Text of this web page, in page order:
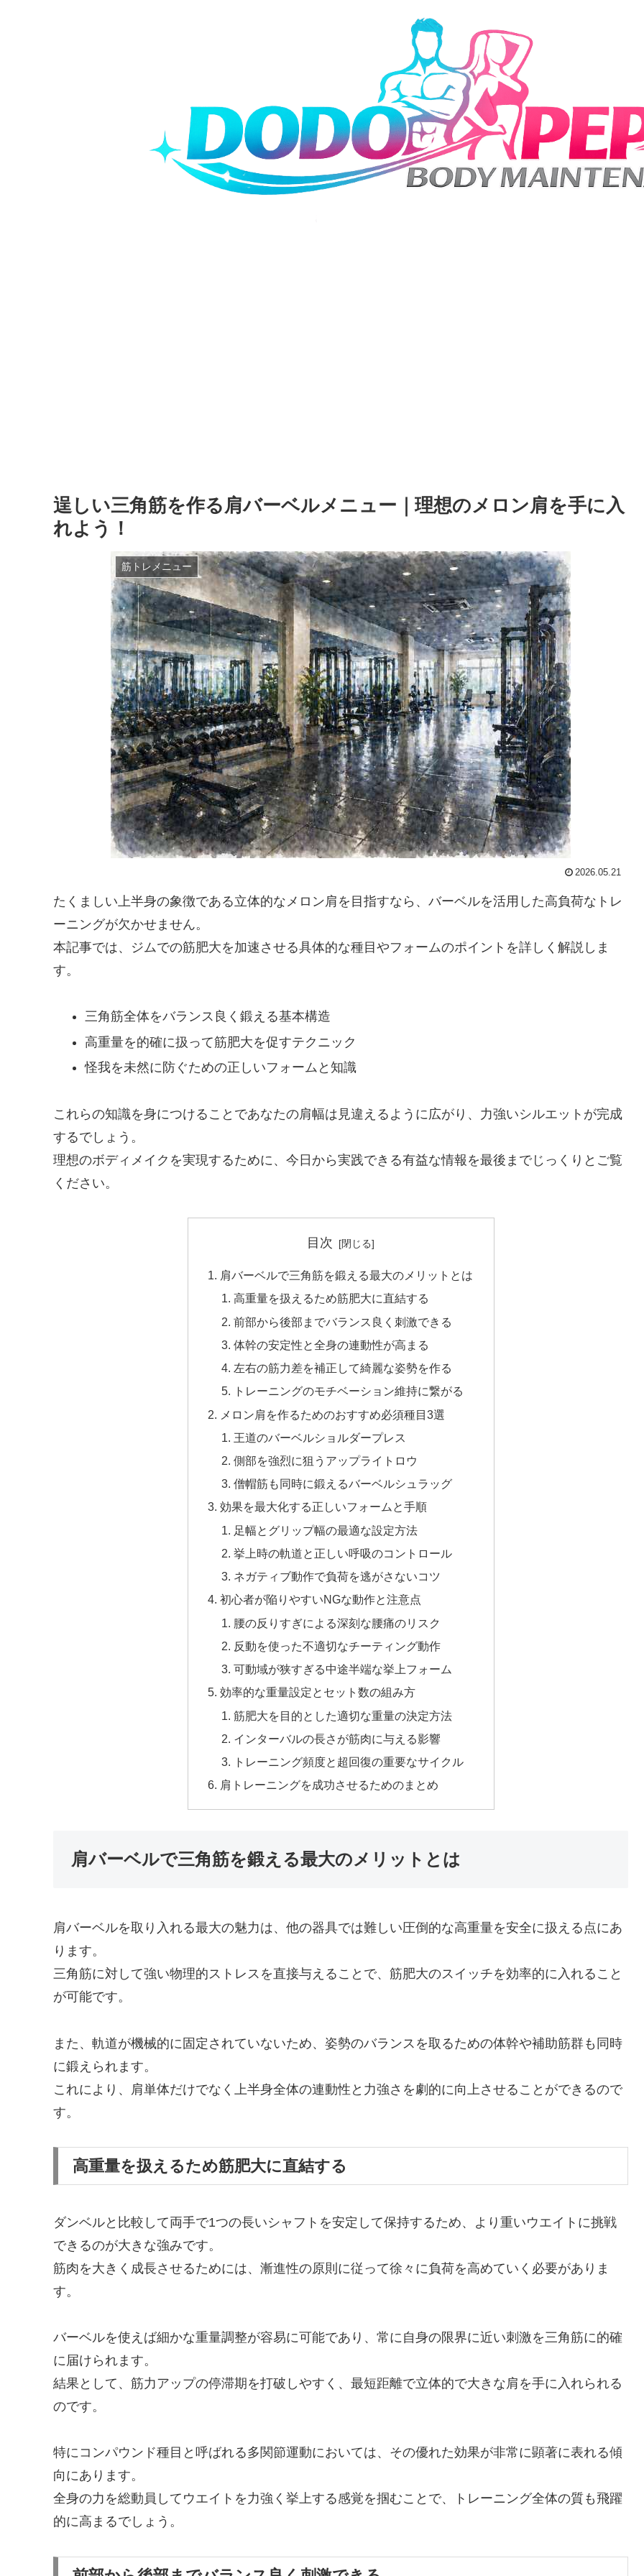
逞しい三角筋を作る肩バーベルメニュー｜理想のメロン肩を手に入
れよう！
筋トレメニュー
2026.05.21
たくましい上半身の象徴である立体的なメロン肩を目指すなら、バーベルを活用した高負荷なトレ
ーニングが欠かせません。
本記事では、ジムでの筋肥大を加速させる具体的な種目やフォームのポイントを詳しく解説しま
す。
三角筋全体をバランス良く鍛える基本構造
高重量を的確に扱って筋肥大を促すテクニック
怪我を未然に防ぐための正しいフォームと知識
これらの知識を身につけることであなたの肩幅は見違えるように広がり、力強いシルエットが完成
するでしょう。
理想のボディメイクを実現するために、今日から実践できる有益な情報を最後までじっくりとご覧
ください。
目次
肩バーベルで三角筋を鍛える最大のメリットとは
高重量を扱えるため筋肥大に直結する
前部から後部までバランス良く刺激できる
体幹の安定性と全身の連動性が高まる
左右の筋力差を補正して綺麗な姿勢を作る
トレーニングのモチベーション維持に繋がる
メロン肩を作るためのおすすめ必須種目3選
王道のバーベルショルダープレス
側部を強烈に狙うアップライトロウ
僧帽筋も同時に鍛えるバーベルシュラッグ
効果を最大化する正しいフォームと手順
足幅とグリップ幅の最適な設定方法
挙上時の軌道と正しい呼吸のコントロール
ネガティブ動作で負荷を逃がさないコツ
初心者が陥りやすいNGな動作と注意点
腰の反りすぎによる深刻な腰痛のリスク
反動を使った不適切なチーティング動作
可動域が狭すぎる中途半端な挙上フォーム
効率的な重量設定とセット数の組み方
筋肥大を目的とした適切な重量の決定方法
インターバルの長さが筋肉に与える影響
トレーニング頻度と超回復の重要なサイクル
肩トレーニングを成功させるためのまとめ
肩バーベルで三角筋を鍛える最大のメリットとは
肩バーベルを取り入れる最大の魅力は、他の器具では難しい圧倒的な高重量を安全に扱える点にあ
ります。
三角筋に対して強い物理的ストレスを直接与えることで、筋肥大のスイッチを効率的に入れること
が可能です。
また、軌道が機械的に固定されていないため、姿勢のバランスを取るための体幹や補助筋群も同時
に鍛えられます。
これにより、肩単体だけでなく上半身全体の連動性と力強さを劇的に向上させることができるので
す。
高重量を扱えるため筋肥大に直結する
ダンベルと比較して両手で1つの長いシャフトを安定して保持するため、より重いウエイトに挑戦
できるのが大きな強みです。
筋肉を大きく成長させるためには、漸進性の原則に従って徐々に負荷を高めていく必要がありま
す。
バーベルを使えば細かな重量調整が容易に可能であり、常に自身の限界に近い刺激を三角筋に的確
に届けられます。
結果として、筋力アップの停滞期を打破しやすく、最短距離で立体的で大きな肩を手に入れられる
のです。
特にコンパウンド種目と呼ばれる多関節運動においては、その優れた効果が非常に顕著に表れる傾
向にあります。
全身の力を総動員してウエイトを力強く挙上する感覚を掴むことで、トレーニング全体の質も飛躍
的に高まるでしょう。